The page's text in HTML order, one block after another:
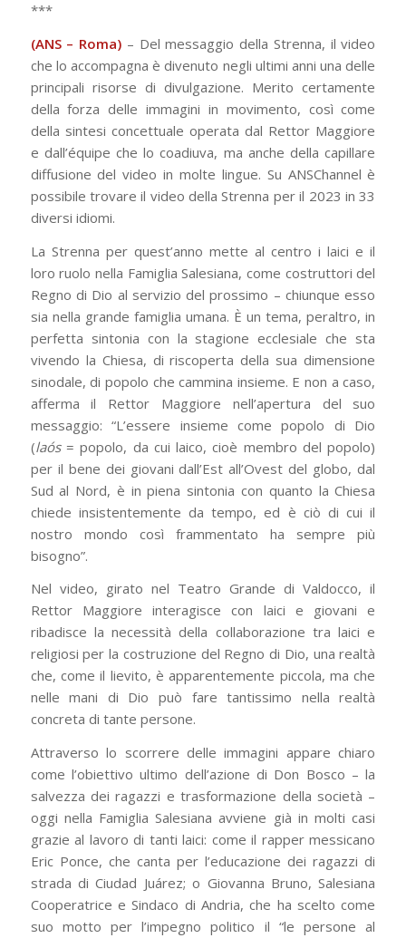
***
(ANS – Roma) – Del messaggio della Strenna, il video
che lo accompagna è divenuto negli ultimi anni una delle
principali risorse di divulgazione. Merito certamente
della forza delle immagini in movimento, così come
della sintesi concettuale operata dal Rettor Maggiore
e dall’équipe che lo coadiuva, ma anche della capillare
diffusione del video in molte lingue. Su ANSChannel è
possibile trovare il video della Strenna per il 2023 in 33
diversi idiomi.
La Strenna per quest’anno mette al centro i laici e il
loro ruolo nella Famiglia Salesiana, come costruttori del
Regno di Dio al servizio del prossimo – chiunque esso
sia nella grande famiglia umana. È un tema, peraltro, in
perfetta sintonia con la stagione ecclesiale che sta
vivendo la Chiesa, di riscoperta della sua dimensione
sinodale, di popolo che cammina insieme. E non a caso,
afferma il Rettor Maggiore nell’apertura del suo
messaggio: “L’essere insieme come popolo di Dio
(laós= popolo, da cui laico, cioè membro del popolo)
per il bene dei giovani dall’Est all’Ovest del globo, dal
Sud al Nord, è in piena sintonia con quanto la Chiesa
chiede insistentemente da tempo, ed è ciò di cui il
nostro mondo così frammentato ha sempre più
bisogno”.
Nel video, girato nel Teatro Grande di Valdocco, il
Rettor Maggiore interagisce con laici e giovani e
ribadisce la necessità della collaborazione tra laici e
religiosi per la costruzione del Regno di Dio, una realtà
che, come il lievito, è apparentemente piccola, ma che
nelle mani di Dio può fare tantissimo nella realtà
concreta di tante persone.
Attraverso lo scorrere delle immagini appare chiaro
come l’obiettivo ultimo dell’azione di Don Bosco – la
salvezza dei ragazzi e trasformazione della società –
oggi nella Famiglia Salesiana avviene già in molti casi
grazie al lavoro di tanti laici: come il rapper messicano
Eric Ponce, che canta per l’educazione dei ragazzi di
strada di Ciudad Juárez; o Giovanna Bruno, Salesiana
Cooperatrice e Sindaco di Andria, che ha scelto come
suo motto per l’impegno politico il “le persone al